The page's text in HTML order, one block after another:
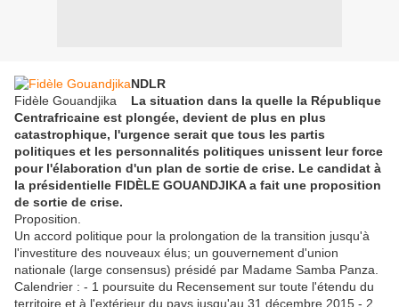
Fidèle Gouandjika
NDLR
La situation dans la quelle la République
Centrafricaine est plongée, devient de plus en plus
catastrophique, l'urgence serait que tous les partis
politiques et les personnalités politiques unissent leur force
pour l'élaboration d'un plan de sortie de crise. Le candidat à
la présidentielle FIDÈLE GOUANDJIKA a fait une proposition
de sortie de crise.
Proposition.
Un accord politique pour la prolongation de la transition jusqu'à
l'investiture des nouveaux élus; un gouvernement d'union
nationale (large consensus) présidé par Madame Samba Panza.
Calendrier : - 1 poursuite du Recensement sur toute l'étendu du
territoire et à l'extérieur du pays jusqu'au 31 décembre 2015 - 2